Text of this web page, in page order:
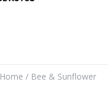
Home / Bee & Sunflower